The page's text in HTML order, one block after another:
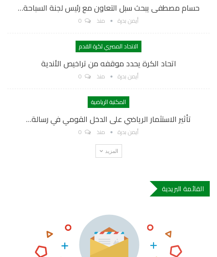
حسام مصطفى يبحث سبل التعاون مع رئيس لجنة السباحة…
أيمن بدرة منذ
الاتحاد المصري لكرة القدم
اتحاد الكرة يحدد موقفه من تراخيص الأندية
أيمن بدرة منذ
المكتبة الرياضية
تأثير الاستثمار الرياضي على الدخل القومي في رسالة…
أيمن بدرة منذ
المزيد
القائمة البريدية